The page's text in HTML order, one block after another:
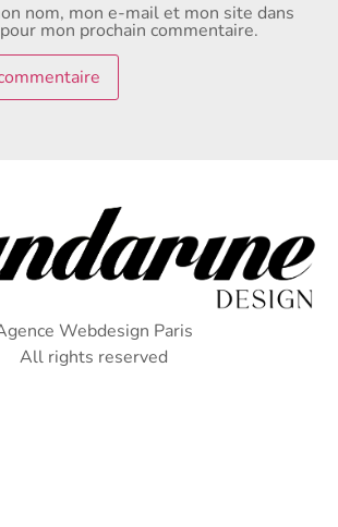
nom, mon e-mail et mon site dans
mon prochain commentaire.
Webdesign Paris
All rights reserved